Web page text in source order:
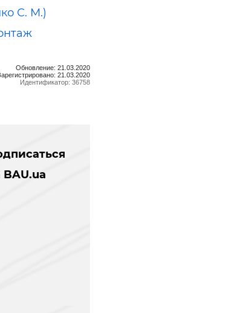
С. М.)
Обновление: 21.03.2020
21.03.2020
Идентификатор: 36758
BAU.ua